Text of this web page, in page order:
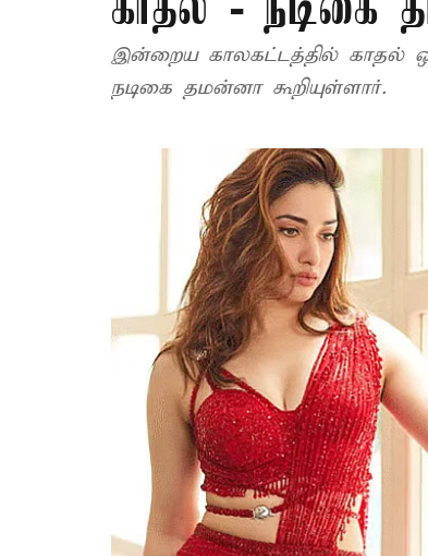
இன்றைய காலகட்டத்தில் காதல்
நடிகை தமன்னா கூறியுள்ளார்.